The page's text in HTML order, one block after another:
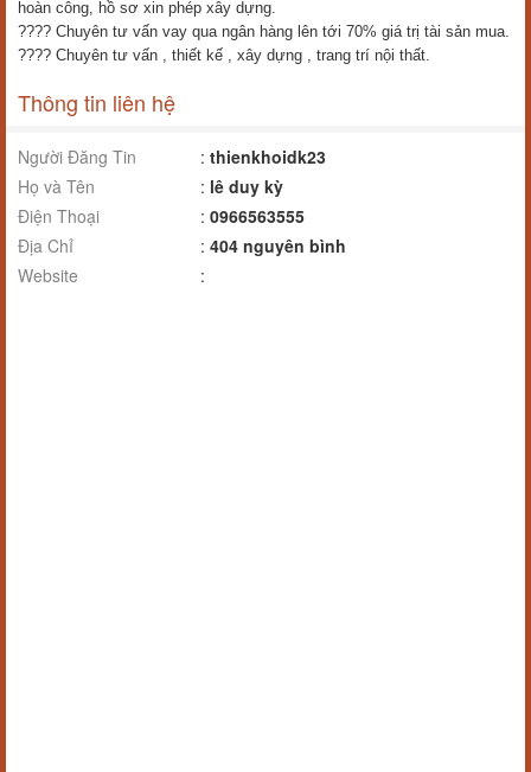
hoàn công, hồ sơ xin phép xây dựng.
???? Chuyên tư vấn vay qua ngân hàng lên tới 70% giá trị tài sản mua.​
???? Chuyên tư vấn , thiết kế , xây dựng , trang trí nội thất.
Thông tin liên hệ
Người Đăng Tin : thienkhoidk23
Họ và Tên
: lê duy kỳ
Điện Thoại
: 0966563555
Địa Chỉ
: 404 nguyên bình
Website
: